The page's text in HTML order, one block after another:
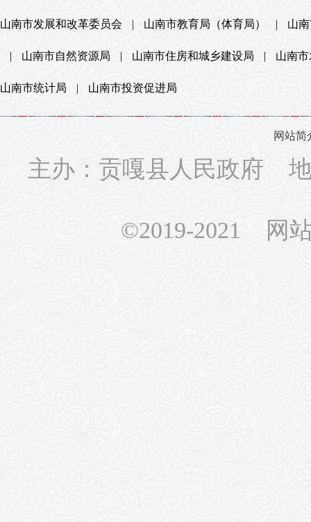
山南市发展和改革委员会 | 山南市教育局（体育局） | 山
| 山南市自然资源局 | 山南市住房和城乡建设局 | 山南
山南市统计局 | 山南市投资促进局
网站简
主办：贡嘎县人民政府
©2019-2021 网